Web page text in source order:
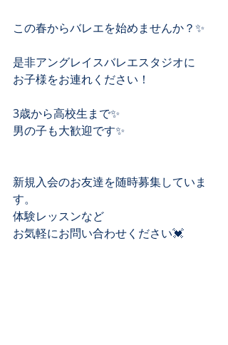
この春からバレエを始めませんか？✨﻿
是非アングレイスバレエスタジオに﻿
お子様をお連れください！﻿
3歳から高校生まで✨﻿
男の子も大歓迎です✨﻿
新規入会のお友達を随時募集していま
す。﻿
体験レッスンなど﻿
お気軽にお問い合わせください💓﻿